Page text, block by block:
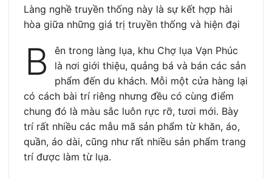
Làng nghề truyền thống này là sự kết hợp hài
hòa giữa những giá trị truyền thống và hiện đại
B
ên trong làng lụa, khu Chợ lụa Vạn Phúc
là nơi giới thiệu, quảng bá và bán các sản
phẩm đến du khách. Mỗi một cửa hàng lại
có cách bài trí riêng nhưng đều có cùng điểm
chung đó là màu sắc luôn rực rỡ, tươi mới. Bày
trí rất nhiều các mẫu mã sản phẩm từ khăn, áo,
quần, áo dài, cũng như rất nhiều sản phẩm trang
trí được làm từ lụa.